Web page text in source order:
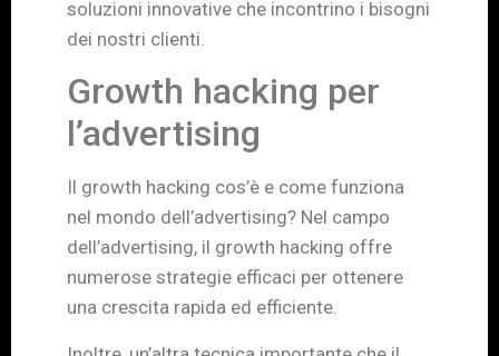
soluzioni innovative che incontrino i bisogni
dei nostri clienti.
Growth hacking per
l’advertising
Il growth hacking cos’è e come funziona
nel mondo dell’advertising? Nel campo
dell’advertising, il growth hacking offre
numerose strategie efficaci per ottenere
una crescita rapida ed efficiente.